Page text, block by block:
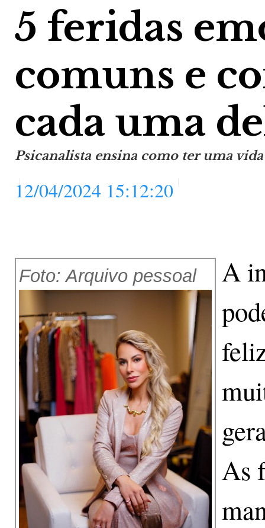
5 feridas
comuns e
cada uma
Psicanalista ensina como ter uma
12/04/2024 15:12:20
Foto: Arquivo pessoal
A
As